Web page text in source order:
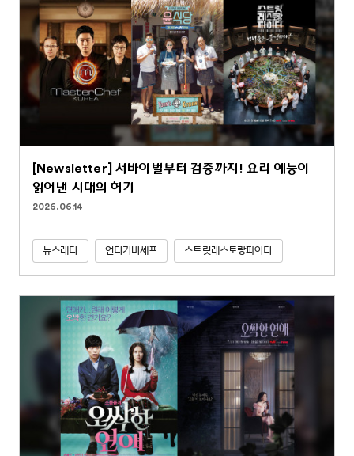
[Newsletter] 서바이벌부터 검증까지! 요리 예능이
읽어낸 시대의 허기
2026.06.14
뉴스레터 언더커버셰프 스트릿레스토랑파이터